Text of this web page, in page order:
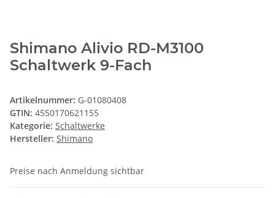
Shimano Alivio RD-M3100
Schaltwerk 9-Fach
Artikelnummer: G-01080408
GTIN: 4550170621155
Kategorie: Schaltwerke
Hersteller: Shimano
Preise nach Anmeldung sichtbar